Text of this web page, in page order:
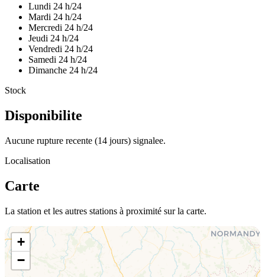
Lundi 24 h/24
Mardi 24 h/24
Mercredi 24 h/24
Jeudi 24 h/24
Vendredi 24 h/24
Samedi 24 h/24
Dimanche 24 h/24
Stock
Disponibilite
Aucune rupture recente (14 jours) signalee.
Localisation
Carte
La station et les autres stations à proximité sur la carte.
+
−